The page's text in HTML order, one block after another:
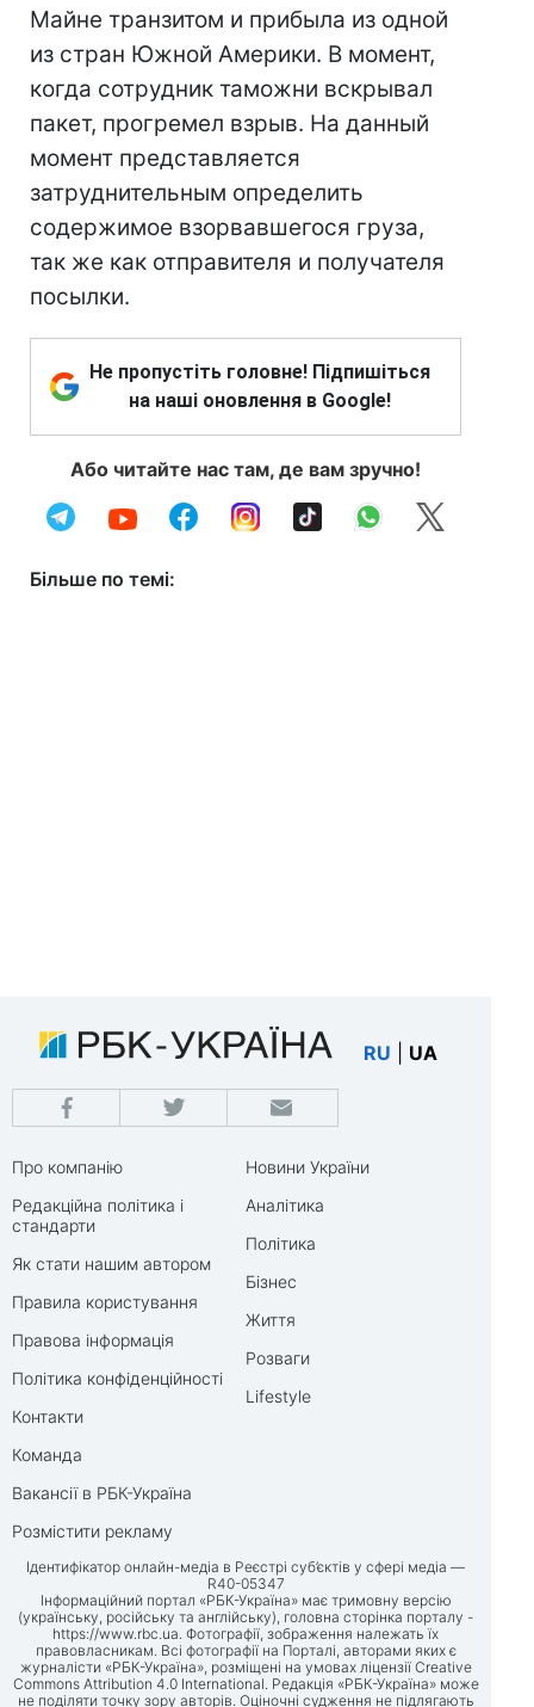
Майне транзитом и прибыла из одной
из стран Южной Америки. В момент,
когда сотрудник таможни вскрывал
пакет, прогремел взрыв. На данный
момент представляется
затруднительным определить
содержимое взорвавшегося груза,
так же как отправителя и получателя
посылки.
Не пропустіть головне! Підпишіться
на наші оновлення в Google!
Або читайте нас там, де вам зручно!
Більше по темі:
RU UA
Про компанію
Редакційна політика і
стандарти
Як стати нашим автором
Правила користування
Правова інформація
Політика конфіденційності
Контакти
Команда
Вакансії в РБК-Україна
Розмістити рекламу
Новини України
Аналітика
Політика
Бізнес
Життя
Розваги
Lifestyle
Ідентифікатор онлайн-медіа в Реєстрі суб’єктів у сфері медіа —
R40-05347
Інформаційний портал «РБК-Україна» має тримовну версію
(українську, російську та англійську), головна сторінка порталу -
https://www.rbc.ua. Фотографії, зображення належать їх
правовласникам. Всі фотографії на Порталі, авторами яких є
журналісти «РБК-Україна», розміщені на умовах ліцензії Creative
Commons Attribution 4.0 International. Редакція «РБК-Україна» може
не поділяти точку зору авторів. Оціночні судження не підлягають